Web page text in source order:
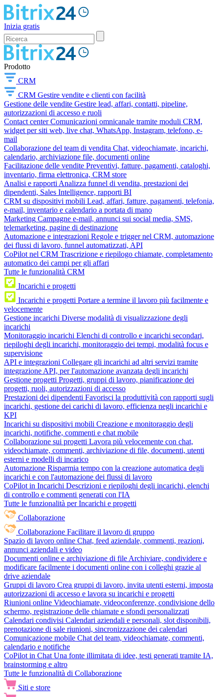
Inizia gratis
Prodotto
CRM
CRM Gestire vendite e clienti con facilità
Gestione delle vendite Gestire lead, affari, contatti, pipeline,
autorizzazioni di accesso e ruoli
Contact center Comunicazioni omnicanale tramite moduli CRM,
widget per siti web, live chat, WhatsApp, Instagram, telefono, e-
mail
Collaborazione del team di vendita Chat, videochiamate, incarichi,
calendario, archiviazione file, documenti online
Facilitazione delle vendite Preventivi, fatture, pagamenti, cataloghi,
inventario, firma elettronica, CRM store
Analisi e rapporti Analizza funnel di vendita, prestazioni dei
dipendenti, Sales Intelligence, rapporti BI
CRM su dispositivi mobili Lead, affari, fatture, pagamenti, telefonia,
e-mail, inventario e calendario a portata di mano
Marketing Campagne e-mail, annunci sui social media, SMS,
telemarketing, pagine di destinazione
Automazione e integrazioni Regole e trigger nel CRM, automazione
dei flussi di lavoro, funnel automatizzati, API
CoPilot nel CRM Trascrizione e riepilogo chiamate, completamento
automatico dei campi per gli affari
Tutte le funzionalità CRM
Incarichi e progetti
Incarichi e progetti Portare a termine il lavoro più facilmente e
velocemente
Gestione incarichi Diverse modalità di visualizzazione degli
incarichi
Monitoraggio incarichi Elenchi di controllo e incarichi secondari,
riepiloghi degli incarichi, monitoraggio dei tempi, modalità focus e
supervisione
API e integrazioni Collegare gli incarichi ad altri servizi tramite
integrazione API, per l'automazione avanzata degli incarichi
Gestione progetti Progetti, gruppi di lavoro, pianificazione dei
progetti, ruoli, autorizzazioni di accesso
Prestazioni dei dipendenti Favorisci la produttività con rapporti sugli
incarichi, gestione dei carichi di lavoro, efficienza negli incarichi e
KPI
Incarichi su dispositivi mobili Creazione e monitoraggio degli
incarichi, notifiche, commenti e chat mobile
Collaborazione sui progetti Lavora più velocemente con chat,
videochiamate, commenti, archiviazione di file, documenti, utenti
esterni e modelli di incarico
Automazione Risparmia tempo con la creazione automatica degli
incarichi e con l'automazione dei flussi di lavoro
CoPilot in Incarichi Descrizioni e riepiloghi degli incarichi, elenchi
di controllo e commenti generati con l'IA
Tutte le funzionalità per Incarichi e progetti
Collaborazione
Collaborazione Facilitare il lavoro di gruppo
Spazio di lavoro online Chat, feed aziendale, commenti, reazioni,
annunci aziendali e video
Documenti online e archiviazione di file Archiviare, condividere e
modificare facilmente i documenti online con i colleghi grazie al
drive aziendale
Gruppi di lavoro Crea gruppi di lavoro, invita utenti esterni, imposta
autorizzazioni di accesso e lavora su incarichi e progetti
Riunioni online Videochiamate, videoconferenze, condivisione dello
schermo, registrazione delle chiamate e sfondi personalizzati
Calendari condivisi Calendari aziendali e personali, slot disponibili,
prenotazione di sale riunioni, sincronizzazione dei calendari
Comunicazione mobile Chat del team, videochiamate, commenti,
calendario e notifiche
CoPilot in Chat Una fonte illimitata di idee, testi generati tramite IA,
brainstorming e altro
Tutte le funzionalità di Collaborazione
Siti e store